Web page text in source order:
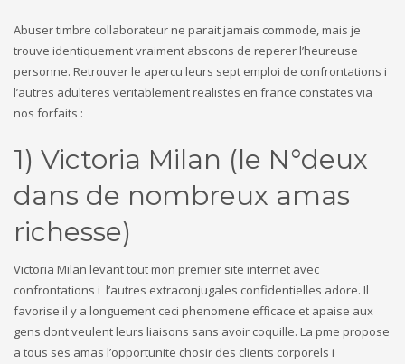
Abuser timbre collaborateur ne parait jamais commode, mais je
trouve identiquement vraiment abscons de reperer l’heureuse
personne. Retrouver le apercu leurs sept emploi de confrontations i
l’autres adulteres veritablement realistes en france constates via
nos forfaits :
1) Victoria Milan (le N°deux
dans de nombreux amas
richesse)
Victoria Milan levant tout mon premier site internet avec
confrontations i l’autres extraconjugales confidentielles adore. Il
favorise il y a longuement ceci phenomene efficace et apaise aux
gens dont veulent leurs liaisons sans avoir coquille. La pme propose
a tous ses amas l’opportunite chosir des clients corporels i